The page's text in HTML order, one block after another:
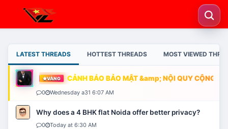
LATEST THREADS HOTTEST THREADS MOST VIEWED
VÀNG CẢNH BÁO BẢO MẬT &amp; NỘI QUY CỘNG
0 Wednesday a31 6:07 AM
Why does a 4 BHK flat Noida offer better privacy?
0 Today at 6:30 AM